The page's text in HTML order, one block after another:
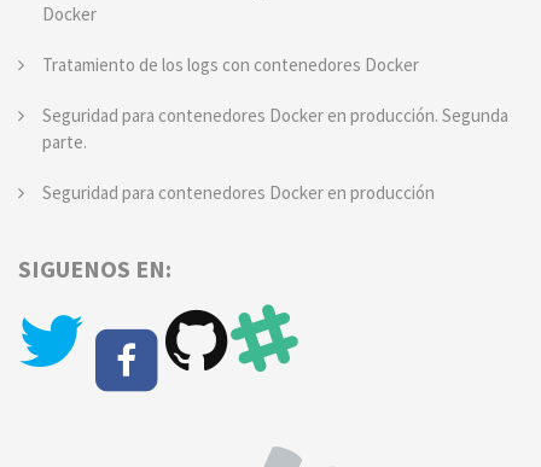
Docker
Tratamiento de los logs con contenedores Docker
Seguridad para contenedores Docker en producción. Segunda
parte.
Seguridad para contenedores Docker en producción
SIGUENOS EN: